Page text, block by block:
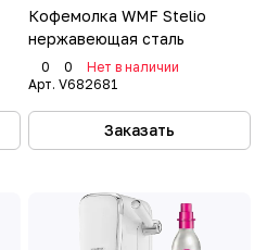
Кофемолка WMF Stelio
нержавеющая сталь
0 0
Нет в наличии
Арт. V682681
Заказать